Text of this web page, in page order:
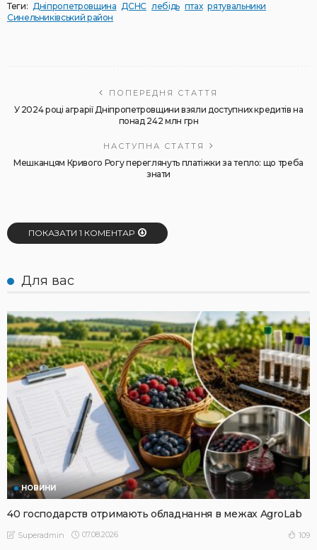
Теги: Дніпропетровщина ДСНС лебідь птах рятувальники
Синельниківський район
ПОПЕРЕДНЯ СТАТТЯ
У 2024 році аграрії Дніпропетровщини взяли доступних кредитів на
понад 242 млн грн
НАСТУПНА СТАТТЯ
Мешканцям Кривого Рогу переглянуть платіжки за тепло: що треба
знати
ПОКАЗАТИ 1 КОМЕНТАР
Для вас
НОВИНИ
40 господарств отримають обладнання в межах AgroLab
Superadmin 07.08.2026 109